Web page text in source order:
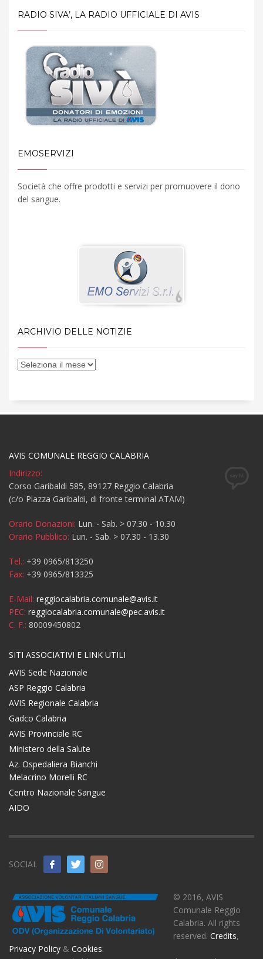
RADIO SIVA’, LA RADIO UFFICIALE DI AVIS
EMOSERVIZI
Società che offre prodotti e servizi per promuovere il dono
del sangue.
ARCHIVIO DELLE NOTIZIE
AVIS COMUNALE REGGIO CALABRIA
Indirizzo:
Corso Garibaldi 585, 89127 Reggio Calabria
(c/o Piazza Garibaldi, di fronte terminal ATAM)
Orario Donazioni: Lun. - Sab. > 07.30 - 10.30
Orario Pubblico: Lun. - Sab. > 07.30 - 13.30
Tel.: +39 0965/813250
Fax: +39 0965/813325
E-Mail: reggiocalabria.comunale@avis.it
PEC: reggiocalabria.comunale@pec.avis.it
C. F.: 80009450802
SITI ASSOCIATIVI E LINK UTILI
AVIS Sede Nazionale
ASP Reggio Calabria
AVIS Regionale Calabria
Gadco Calabria
AVIS Provinciale RC
Ministero della Salute
Az. Ospedaliera Bianchi
Melacrino Morelli RC
Centro Nazionale Sangue
AIDO
SOCIAL
© 2016, AVIS
Comunale Reggio
Calabria. All rights
reserved. Credits,
Privacy Policy & Cookies.